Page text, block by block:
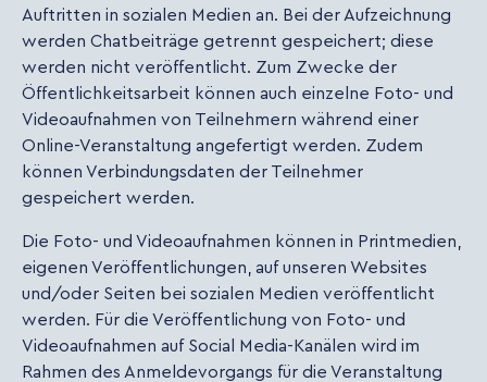
Auftritten in sozialen Medien an. Bei der Aufzeichnung
werden Chatbeiträge getrennt gespeichert; diese
werden nicht veröffentlicht. Zum Zwecke der
Öffentlichkeitsarbeit können auch einzelne Foto- und
Videoaufnahmen von Teilnehmern während einer
Online-Veranstaltung angefertigt werden. Zudem
können Verbindungsdaten der Teilnehmer
gespeichert werden.
Die Foto- und Videoaufnahmen können in Printmedien,
eigenen Veröffentlichungen, auf unseren Websites
und/oder Seiten bei sozialen Medien veröffentlicht
werden. Für die Veröffentlichung von Foto- und
Videoaufnahmen auf Social Media-Kanälen wird im
Rahmen des Anmeldevorgangs für die Veranstaltung